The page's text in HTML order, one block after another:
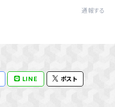
通報する
LINE ポスト